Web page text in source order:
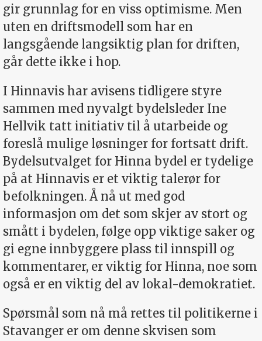
gir grunnlag for en viss optimisme. Men
uten en driftsmodell som har en
langsgående langsiktig plan for driften,
går dette ikke i hop.
I Hinnavis har avisens tidligere styre
sammen med nyvalgt bydelsleder Ine
Hellvik tatt initiativ til å utarbeide og
foreslå mulige løsninger for fortsatt drift.
Bydelsutvalget for Hinna bydel er tydelige
på at Hinnavis er et viktig talerør for
befolkningen. Å nå ut med god
informasjon om det som skjer av stort og
smått i bydelen, følge opp viktige saker og
gi egne innbyggere plass til innspill og
kommentarer, er viktig for Hinna, noe som
også er en viktig del av lokal-demokratiet.
Spørsmål som nå må rettes til politikerne i
Stavanger er om denne skvisen som